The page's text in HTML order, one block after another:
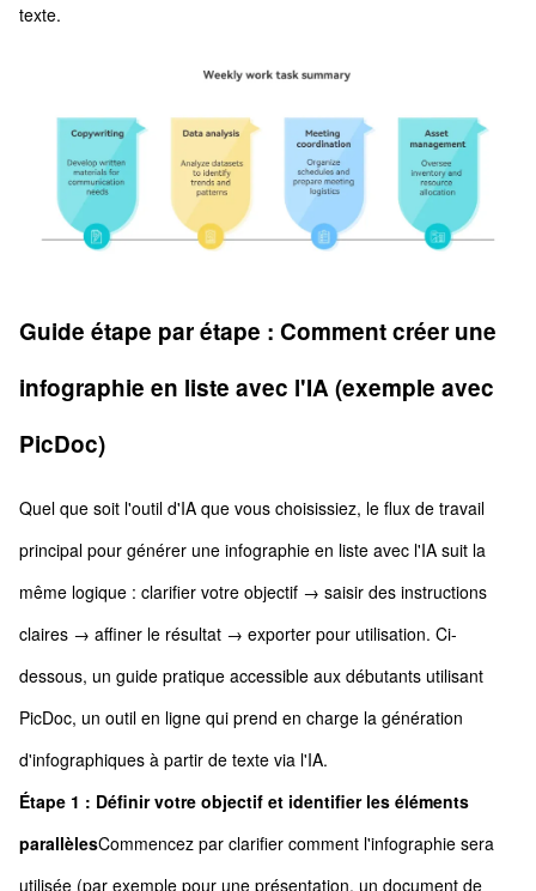
texte.
Guide étape par étape : Comment créer une
infographie en liste avec l'IA (exemple avec
PicDoc)
Quel que soit l'outil d'IA que vous choisissiez, le flux de travail
principal pour générer une infographie en liste avec l'IA suit la
même logique : clarifier votre objectif → saisir des instructions
claires → affiner le résultat → exporter pour utilisation. Ci-
dessous, un guide pratique accessible aux débutants utilisant
PicDoc, un outil en ligne qui prend en charge la génération
d'infographiques à partir de texte via l'IA.
Étape 1 : Définir votre objectif et identifier les éléments
parallèlesCommencez par clarifier comment l'infographie sera
utilisée (par exemple pour une présentation, un document de